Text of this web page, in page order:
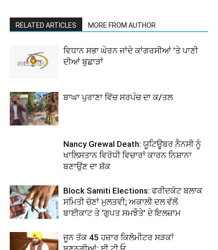
RELATED ARTICLES MORE FROM AUTHOR
ਵਿਧਾਨ ਸਭਾ ਘੇਰਨ ਜਾਂਦੇ ਕਾਂਗਰਸੀਆਂ ’ਤੇ ਪਾਣੀ
ਦੀਆਂ ਬੁਛਾੜਾਂ
ਬਾਘਾ ਪੁਰਾਣਾ ਵਿੱਚ ਸਰਪੰਚ ਦਾ ਕ/ਤਲ
Nancy Grewal Death: ਯੂਟਿਊਬਰ ਨੈਨਸੀ ਨੂੰ
ਖਾਲਿਸਤਾਨ ਵਿਰੋਧੀ ਵਿਚਾਰਾਂ ਕਾਰਨ ਨਿਸ਼ਾਨਾ
ਬਣਾਉਣ ਦਾ ਸ਼ੱਕ
Block Samiti Elections: ਫਰੀਦਕੋਟ ਬਲਾਕ
ਸਮਿਤੀ ਚੋਣਾਂ ਮੁਲਤਵੀ; ਅਕਾਲੀ ਦਲ ਵੱਲੋਂ
ਬਾਈਕਾਟ ਤੇ ‘ਗੁਪਤ ਸਮਝੌਤੇ’ ਦੇ ਇਲਜ਼ਾਮ
ਜੂਨ ਤੱਕ 45 ਹਜ਼ਾਰ ਕਿਲੋਮੀਟਰ ਸੜਕਾਂ